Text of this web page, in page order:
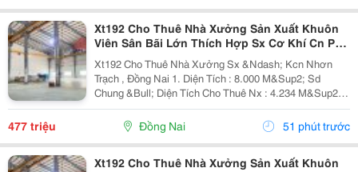
Xt192 Cho Thuê Nhà Xưởng Sản Xuất Khuôn
Viên Sân Bãi Lớn Thích Hợp Sx Cơ Khí Cn Phụ
Trợ
Xt192 Cho Thuê Nhà Xưởng Sx &Ndash; Kcn Nhơn
Trạch , Đồng Nai 1. Diện Tích : 8.000 M&Sup2; Sd
Chung &Bull; Diện Tích Cho Thuê Nx : 4.234 M&Sup2; (
58M X 73M ) &Bull; Văn Phòng 100 M&Sup2; Trong
Xưởng Kết Cấu Xưởng Chuẩn Kcn, Nền Bê Tông
477 triệu Đồng Nai 51 phút trước
Xt192 Cho Thuê Nhà Xưởng Sản Xuất Khuôn